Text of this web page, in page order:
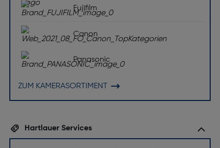
Fujifilm
Canon
Panasonic
ZUM KAMERASORTIMENT
Hartlauer Services